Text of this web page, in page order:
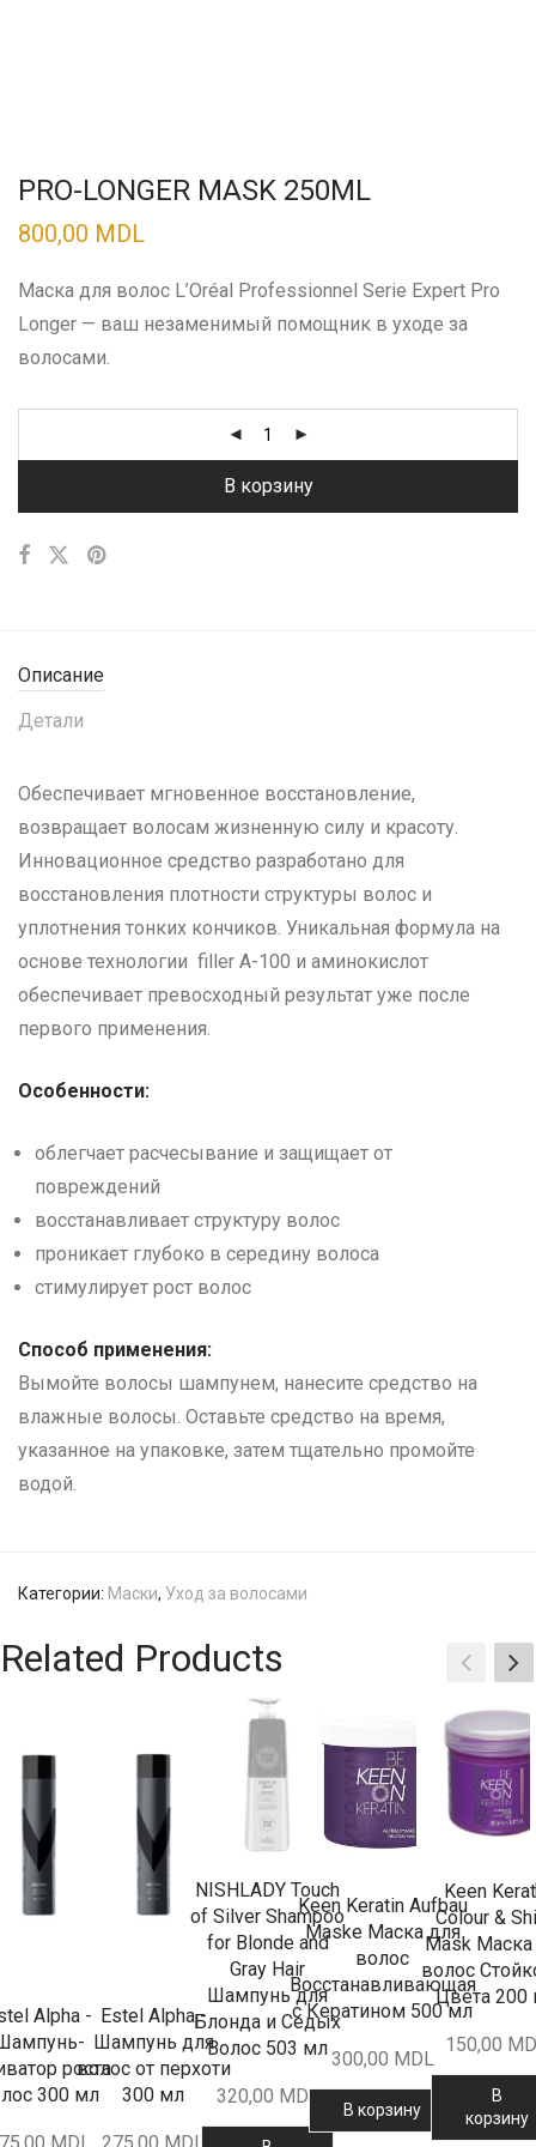
PRO-LONGER MASK 250ML
800,00 MDL
Маска для волос L’Oréal Professionnel Serie Expert Pro
Longer — ваш незаменимый помощник в уходе за
волосами.
В корзину
Описание
Детали
Обеспечивает мгновенное восстановление,
возвращает волосам жизненную силу и красоту.
Инновационное средство разработано для
восстановления плотности структуры волос и
уплотнения тонких кончиков. Уникальная формула на
основе технологии filler А-100 и аминокислот
обеспечивает превосходный результат уже после
первого применения.
Особенности:
облегчает расчесывание и защищает от
повреждений
восстанавливает структуру волос
проникает глубоко в середину волоса
стимулирует рост волос
Способ применения:
Вымойте волосы шампунем, нанесите средство на
влажные волосы. Оставьте средство на время,
указанное на упаковке, затем тщательно промойте
водой.
Категории: Маски, Уход за волосами
Related Products
Alpha -
роста
300 мл
MDL
Estel Alpha -
Шампунь для
волос от перхоти
300 мл
275,00 MDL
NISHLADY Touch
of Silver Shampoo
for Blonde and
Gray Hair
Шампунь для
Блонда и Седых
Волос 503 мл
320,00 MDL
Keen Keratin Aufbau
Maske Маска для
волос
Восстанавливающая
с Кератином 500 мл
300,00 MDL
В корзину
Keen
Colour &
Mask
волос
Цвета 200
150,00
В
корзину